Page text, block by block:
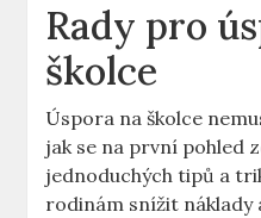
Rady pro
školce
Úspora na školce
jak se na první pohled
jednoduchých tipů a
rodinám snížit